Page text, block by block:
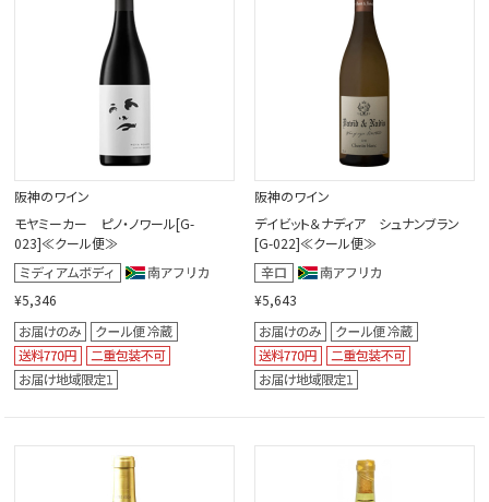
阪神のワイン
モヤミーカー ピノ・ノワール[G-
023]≪クール便≫
¥5,346
阪神のワイン
デイビット＆ナディア シュナンブラン
[G-022]≪クール便≫
¥5,643